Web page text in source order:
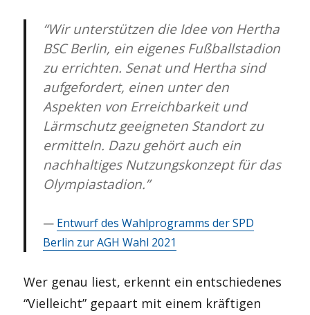
“Wir unterstützen die Idee von Hertha
BSC Berlin, ein eigenes Fußballstadion
zu errichten. Senat und Hertha sind
aufgefordert, einen unter den
Aspekten von Erreichbarkeit und
Lärmschutz geeigneten Standort zu
ermitteln. Dazu gehört auch ein
nachhaltiges Nutzungskonzept für das
Olympiastadion.”
Entwurf des Wahlprogramms der SPD
Berlin zur AGH Wahl 2021
Wer genau liest, erkennt ein entschiedenes
“Vielleicht” gepaart mit einem kräftigen